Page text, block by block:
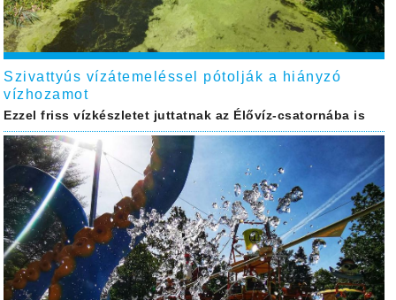
Szivattyús vízátemeléssel pótolják a hiányzó
vízhozamot
Ezzel friss vízkészletet juttatnak az Élővíz-csatornába is